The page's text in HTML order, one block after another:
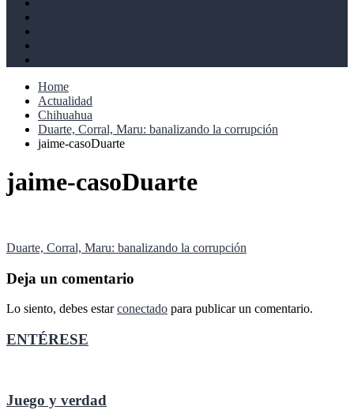
Home
Actualidad
Chihuahua
Duarte, Corral, Maru: banalizando la corrupción
jaime-casoDuarte
jaime-casoDuarte
Navegación
de
entradas
Duarte, Corral, Maru: banalizando la corrupción
Deja un comentario
Lo siento, debes estarconectado para publicar un comentario.
ENTÉRESE
Juego y verdad